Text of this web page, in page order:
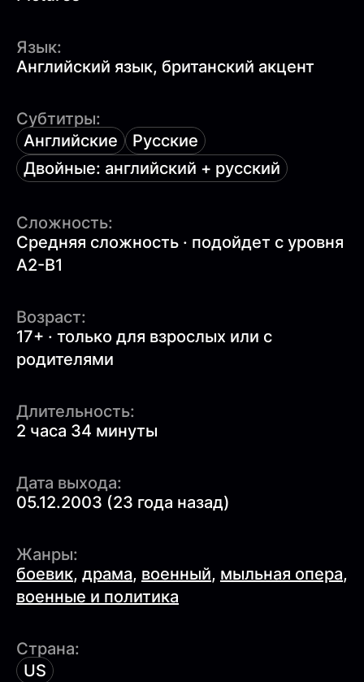
Язык:
Английский язык, британский акцент
Субтитры:
Английские
Русские
Двойные: английский + русский
Сложность:
Средняя сложность · подойдет с уровня
A2-B1
Возраст:
17+ · только для взрослых или с
родителями
Длительность:
2 часа 34 минуты
Дата выхода:
05.12.2003 (23 года назад)
Жанры:
боевик, драма, военный, мыльная опера,
военные и политика
Страна:
US